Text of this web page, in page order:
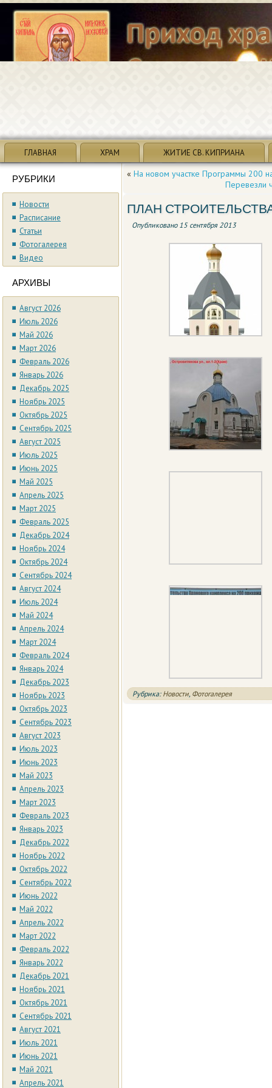
ГЛАВНАЯ ХРАМ ЖИТИЕ СВ. КИПРИАНА
РУБРИКИ
Новости
Расписание
Статьи
Фотогалерея
Видео
АРХИВЫ
Август 2026
Июль 2026
Май 2026
Март 2026
Февраль 2026
Январь 2026
Декабрь 2025
Ноябрь 2025
Октябрь 2025
Сентябрь 2025
Август 2025
Июль 2025
Июнь 2025
Май 2025
Апрель 2025
Март 2025
Февраль 2025
Декабрь 2024
Ноябрь 2024
Октябрь 2024
Сентябрь 2024
Август 2024
Июль 2024
Май 2024
Апрель 2024
Март 2024
Февраль 2024
Январь 2024
Декабрь 2023
Ноябрь 2023
Октябрь 2023
Сентябрь 2023
Август 2023
Июль 2023
Июнь 2023
Май 2023
Апрель 2023
Март 2023
Февраль 2023
Январь 2023
Декабрь 2022
Ноябрь 2022
Октябрь 2022
Сентябрь 2022
Июнь 2022
Май 2022
Апрель 2022
Март 2022
Февраль 2022
Январь 2022
Декабрь 2021
Ноябрь 2021
Октябрь 2021
Сентябрь 2021
Август 2021
Июль 2021
Июнь 2021
Май 2021
Апрель 2021
« На новом участке Программы 200
Перевезли
ПЛАН
Опубликовано 15 сентября 2013
Рубрика: Новости, Фотогалерея